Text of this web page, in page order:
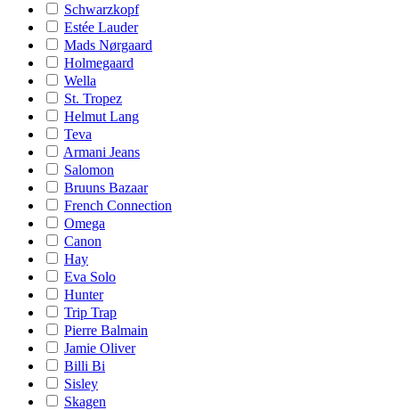
Schwarzkopf
Estée Lauder
Mads Nørgaard
Holmegaard
Wella
St. Tropez
Helmut Lang
Teva
Armani Jeans
Salomon
Bruuns Bazaar
French Connection
Omega
Canon
Hay
Eva Solo
Hunter
Trip Trap
Pierre Balmain
Jamie Oliver
Billi Bi
Sisley
Skagen